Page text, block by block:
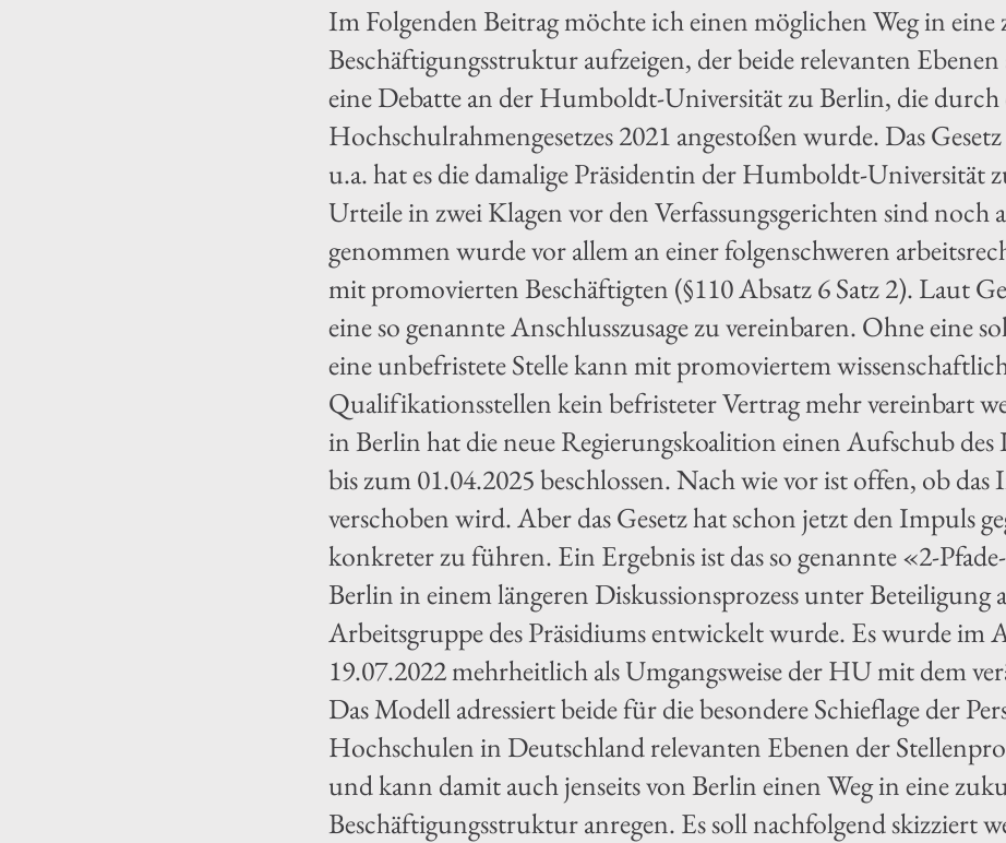
Im Folgenden Beitrag möchte ich einen möglichen Weg in eine
Beschäftigungsstruktur aufzeigen, der beide relevanten
eine Debatte an der Humboldt-Universität zu Berlin, die durch
Hochschulrahmengesetzes 2021 angestoßen wurde. Das
u.a. hat es die damalige Präsidentin der Humboldt-Universität
Urteile in zwei Klagen vor den Verfassungsgerichten sind noch
genommen wurde vor allem an einer folgenschweren
mit promovierten Beschäftigten (§110 Absatz 6 Satz 2). Laut
eine so genannte Anschlusszusage zu vereinbaren. Ohne eine
eine unbefristete Stelle kann mit promoviertem
Qualifikationsstellen kein befristeter Vertrag mehr vereinbart
in Berlin hat die neue Regierungskoalition einen Aufschub des
bis zum 01.04.2025 beschlossen. Nach wie vor ist offen, ob
verschoben wird. Aber das Gesetz hat schon jetzt den Impuls
konkreter zu führen. Ein Ergebnis ist das so genannte «2-
Berlin in einem längeren Diskussionsprozess unter Beteiligung
Arbeitsgruppe des Präsidiums entwickelt wurde. Es wurde im
19.07.2022 mehrheitlich als Umgangsweise der HU mit dem
Das Modell adressiert beide für die besondere Schieflage der
Hochschulen in Deutschland relevanten Ebenen der
und kann damit auch jenseits von Berlin einen Weg in eine
Beschäftigungsstruktur anregen. Es soll nachfolgend skizziert